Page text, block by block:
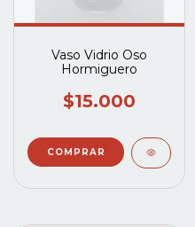
Vaso Vidrio Oso
Hormiguero
$15.000